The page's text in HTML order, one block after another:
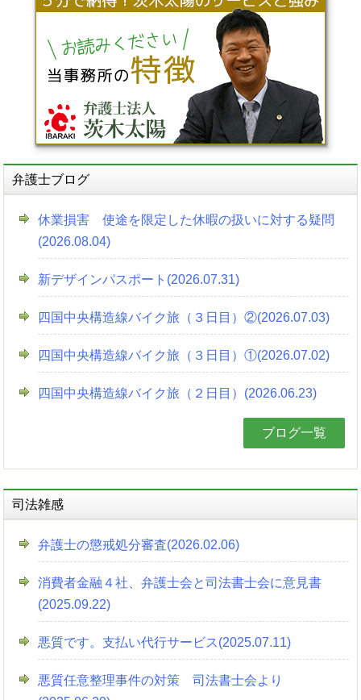
弁護士ブログ
休業損害 使途を限定した休暇の扱いに対する疑問
(2026.08.04)
新デザインパスポート(2026.07.31)
四国中央構造線バイク旅（３日目）②(2026.07.03)
四国中央構造線バイク旅（３日目）①(2026.07.02)
四国中央構造線バイク旅（２日目）(2026.06.23)
ブログ一覧
司法雑感
弁護士の懲戒処分審査(2026.02.06)
消費者金融４社、弁護士会と司法書士会に意見書
(2025.09.22)
悪質です。支払い代行サービス(2025.07.11)
悪質任意整理事件の対策 司法書士会より